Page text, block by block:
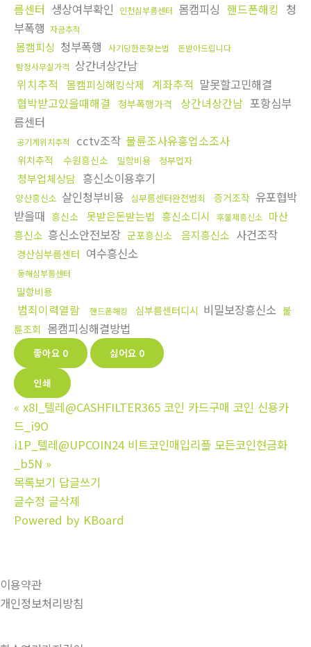
름센터 생상여부확인 인천심부름센터 몸캠피싱 핸드폰해킹 청
부폭행 자금추적
몸캠피싱 청부폭행 사기당한돈찾는법
돈받아드립니다
탐정사무실가격 상간녀상간남
위치추적
몸캠피싱해킹삭제 계좌추적 말못할고민해결
협박받고있을때해결
청부폭행가격 상간녀상간남 포항심부
름센터
공기계위치추적 cctv조작 불륜조사유흥업소조사
위치추적 수원흥신소 밀항비용 청부업자
청부업체상담 흥신소이용후기
양산흥신소 살인청부비용 심부름센터완전범죄 증거조작 유포협박
받을때 흥신소 못받은돈받는법 흥신소디시 후불제흥신소 마산
흥신소 흥신소안전보장 군포흥신소 음지흥신소 사건조작
경산심부름센터 여수흥신소
동해심부름센터
밀항비용
범죄이력열람 핸드폰해킹 심부름센터디시 비밀보장흥신소 불
륜조회 몸캠피싱해결방법
좋아요 0 싫어요 0
인쇄
« x8I_텔레@CASHFILTER365 코인 카드구매 코인 신용카
드_i9O
i1P_텔레@UPCOIN24 비트코인매입리플 모든코인현금화
_b5N »
목록보기 답글쓰기
글수정 글삭제
Powered by KBoard
이용약관
개인정보처리방침